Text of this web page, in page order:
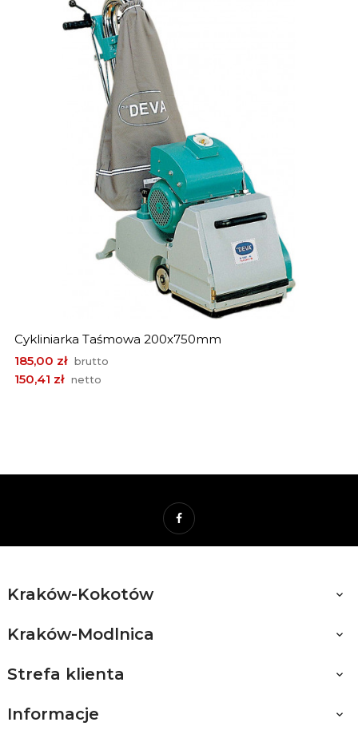
Cykliniarka Taśmowa 200x750mm
Cena
185,00 zł brutto
150,41 zł netto
Facebook
Kraków-Kokotów 
Kraków-Modlnica 
Strefa klienta 
Informacje 